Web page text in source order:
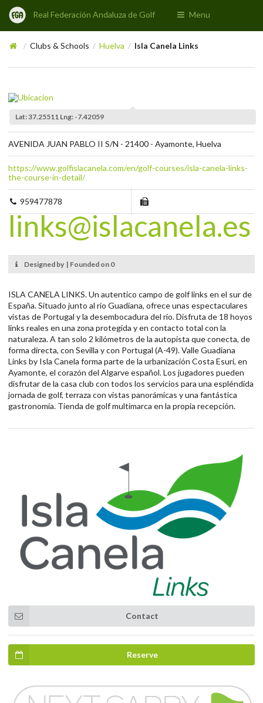
Real Federación Andaluza de Golf Menu
/ Clubs & Schools / Huelva / Isla Canela Links
Lat: 37.25511 Lng: -7.42059
AVENIDA JUAN PABLO II S/N - 21400 - Ayamonte, Huelva
https://www.golfislacanela.com/en/golf-courses/isla-canela-links-
the-course-in-detail/
959477878
links@islacanela.es
Designed by | Founded on 0
ISLA CANELA LINKS. Un autentico campo de golf links en el sur de
España. Situado junto al rio Guadiana, ofrece unas espectaculares
vistas de Portugal y la desembocadura del rio. Disfruta de 18 hoyos
links reales en una zona protegida y en contacto total con la
naturaleza. A tan solo 2 kilómetros de la autopista que conecta, de
forma directa, con Sevilla y con Portugal (A-49). Valle Guadiana
Links by Isla Canela forma parte de la urbanización Costa Esuri, en
Ayamonte, el corazón del Algarve español. Los jugadores pueden
disfrutar de la casa club con todos los servicios para una espléndida
jornada de golf, terraza con vistas panorámicas y una fantástica
gastronomía. Tienda de golf multimarca en la propia recepción.
Contact
Reserve